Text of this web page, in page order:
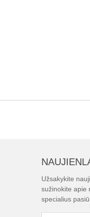
Užsakykite
sužinokite apie
specialius